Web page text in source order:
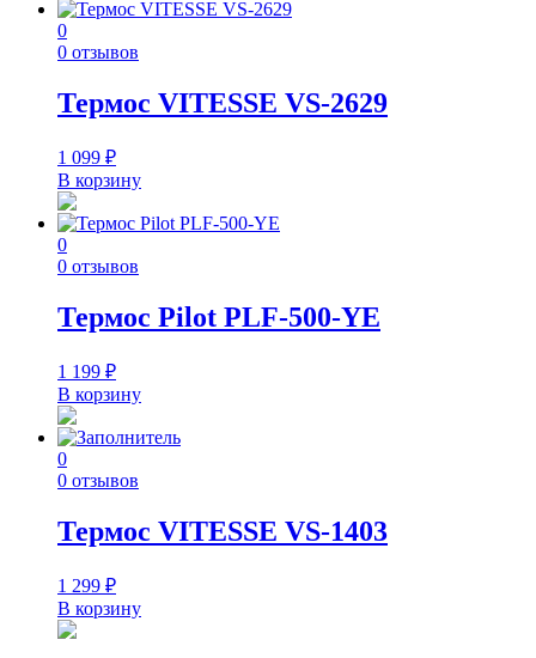
0
0 отзывов
Термос VITESSE VS-2629
1 099 ₽
В корзину
0
0 отзывов
Термос Pilot PLF-500-YE
1 199 ₽
В корзину
0
0 отзывов
Термос VITESSE VS-1403
1 299 ₽
В корзину